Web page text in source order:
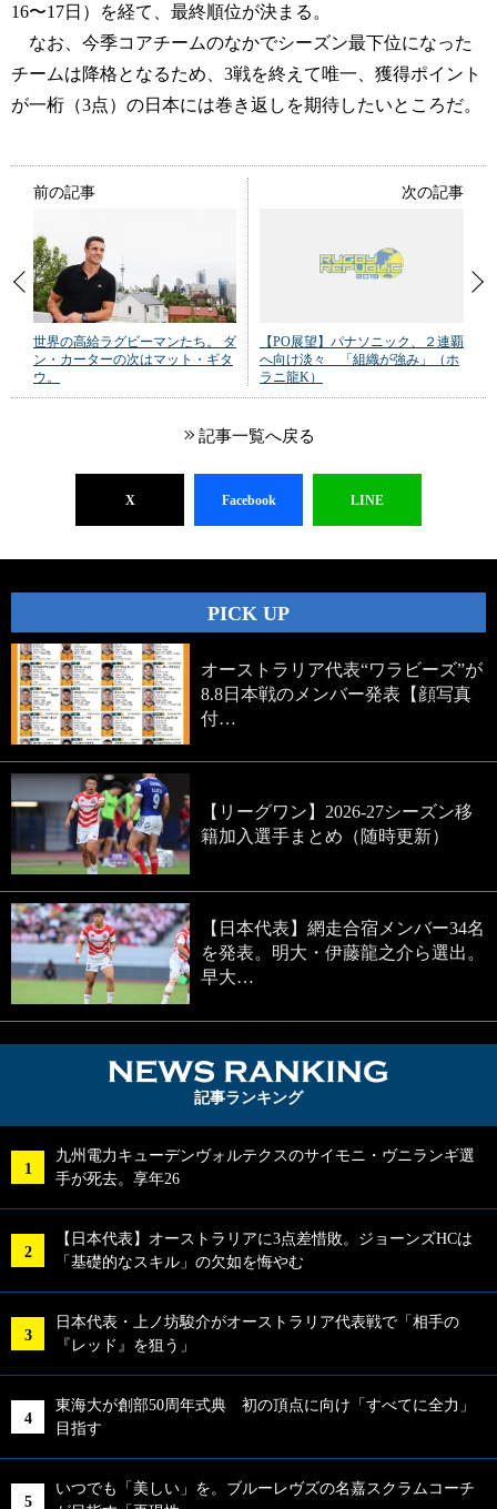
16〜17日）を経て、最終順位が決まる。
なお、今季コアチームのなかでシーズン最下位になった
チームは降格となるため、3戦を終えて唯一、獲得ポイント
が一桁（3点）の日本には巻き返しを期待したいところだ。
前の記事
世界の高給ラグビーマンたち。 ダ
ン・カーターの次はマット・ギタ
ウ。
次の記事
【PO展望】パナソニック、２連覇
へ向け淡々 「組織が強み」（ホ
ラニ龍K）
記事一覧へ戻る
X Facebook LINE
PICK UP
オーストラリア代表“ワラビーズ”が
8.8日本戦のメンバー発表【顔写真
付…
【リーグワン】2026-27シーズン移
籍加入選手まとめ（随時更新）
【日本代表】網走合宿メンバー34名
を発表。明大・伊藤龍之介ら選出。
早大…
記事ランキング
九州電力キューデンヴォルテクスのサイモニ・ヴニランギ選
手が死去。享年26
【日本代表】オーストラリアに3点差惜敗。ジョーンズHCは
「基礎的なスキル」の欠如を悔やむ
日本代表・上ノ坊駿介がオーストラリア代表戦で「相手の
『レッド』を狙う」
東海大が創部50周年式典 初の頂点に向け「すべてに全力」
目指す
いつでも「美しい」を。ブルーレヴズの名嘉スクラムコーチ